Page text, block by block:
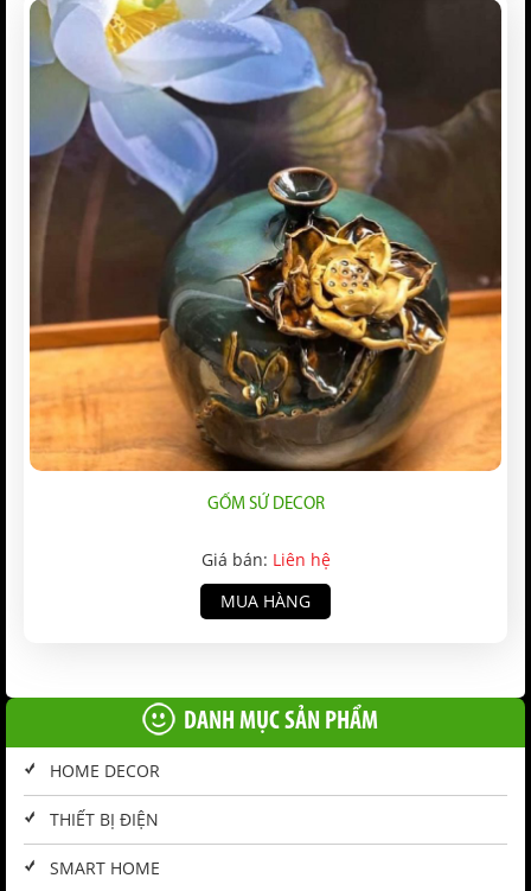
GỐM SỨ DECOR
Giá bán: Liên hệ
MUA HÀNG
DANH MỤC SẢN PHẨM
HOME DECOR
THIẾT BỊ ĐIỆN
SMART HOME